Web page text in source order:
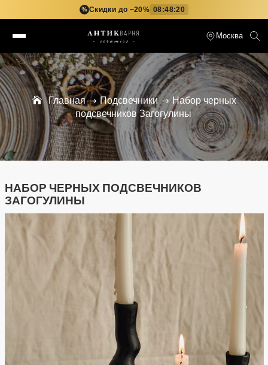
% Скидки до −20% 08:48:19
Москва
Главная Подсвечники
Набор черных
подсвечников Загогулины
НАБОР ЧЕРНЫХ ПОДСВЕЧНИКОВ
ЗАГОГУЛИНЫ